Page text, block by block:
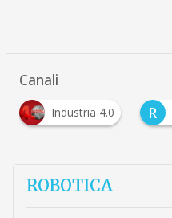
Canali
Industria 4.0 R
ROBOTICA